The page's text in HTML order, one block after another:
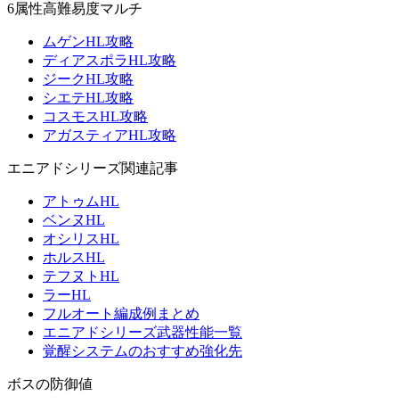
6属性高難易度マルチ
ムゲンHL攻略
ディアスポラHL攻略
ジークHL攻略
シエテHL攻略
コスモスHL攻略
アガスティアHL攻略
エニアドシリーズ関連記事
アトゥムHL
ベンヌHL
オシリスHL
ホルスHL
テフヌトHL
ラーHL
フルオート編成例まとめ
エニアドシリーズ武器性能一覧
覚醒システムのおすすめ強化先
ボスの防御値